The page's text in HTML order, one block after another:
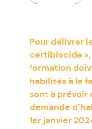
Pour délivrer
certibiocide »,
formation
habilités à le
sont à prévoir
demande
1er janvier